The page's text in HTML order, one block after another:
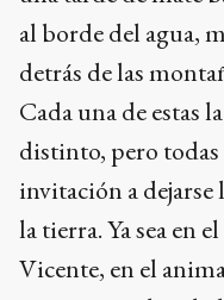
al borde del agua,
detrás de las
Cada una de estas
distinto, pero
invitación a
la tierra. Ya sea en
Vicente, en el